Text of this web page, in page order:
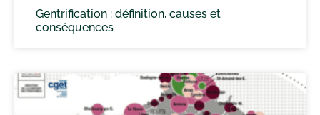
Gentrification : définition, causes et
conséquences